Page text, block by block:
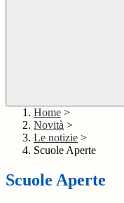
Home >
Novità >
Le notizie >
Scuole Aperte
Scuole Aperte